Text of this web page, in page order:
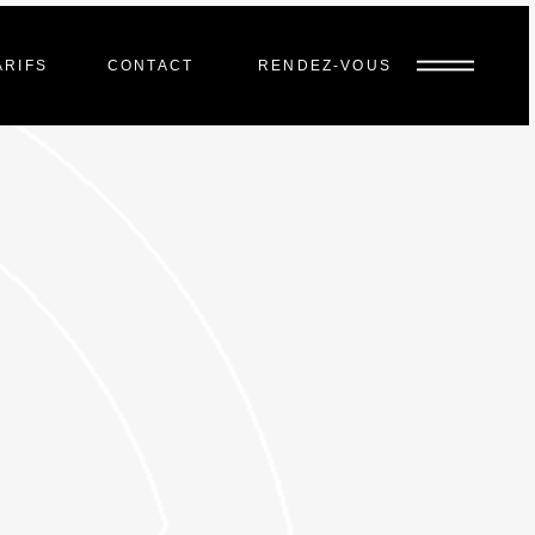
CONTACT RENDEZ-VOUS